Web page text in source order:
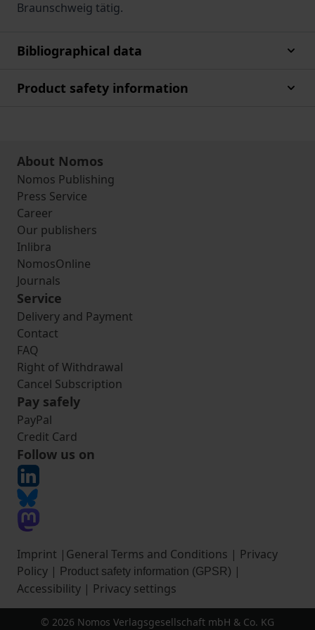
Braunschweig tätig.
Bibliographical data
Product safety information
About Nomos
Nomos Publishing
Press Service
Career
Our publishers
Inlibra
NomosOnline
Journals
Service
Delivery and Payment
Contact
FAQ
Right of Withdrawal
Cancel Subscription
Pay safely
PayPal
Credit Card
Follow us on
Imprint | General Terms and Conditions | Privacy
Policy | Product safety information (GPSR) |
Accessibility | Privacy settings
© 2026 Nomos Verlagsgesellschaft mbH & Co. KG